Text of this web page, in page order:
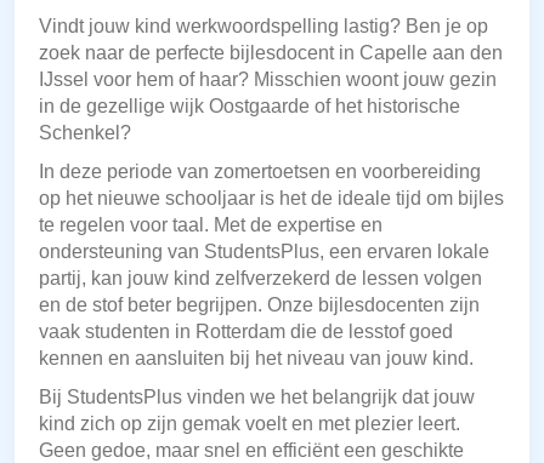
Vindt jouw kind werkwoordspelling lastig? Ben je op
zoek naar de perfecte bijlesdocent in Capelle aan den
IJssel voor hem of haar? Misschien woont jouw gezin
in de gezellige wijk Oostgaarde of het historische
Schenkel?
In deze periode van zomertoetsen en voorbereiding
op het nieuwe schooljaar is het de ideale tijd om bijles
te regelen voor taal. Met de expertise en
ondersteuning van StudentsPlus, een ervaren lokale
partij, kan jouw kind zelfverzekerd de lessen volgen
en de stof beter begrijpen. Onze bijlesdocenten zijn
vaak studenten in Rotterdam die de lesstof goed
kennen en aansluiten bij het niveau van jouw kind.
Bij StudentsPlus vinden we het belangrijk dat jouw
kind zich op zijn gemak voelt en met plezier leert.
Geen gedoe, maar snel en efficiënt een geschikte